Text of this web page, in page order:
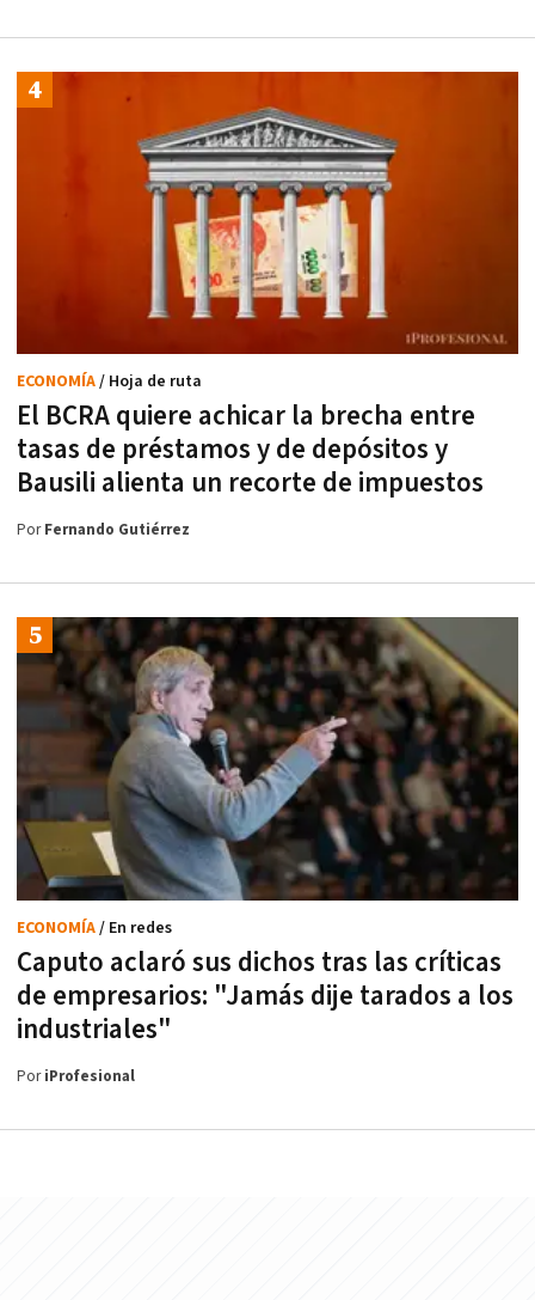
El BCRA quiere achicar la brecha entre
tasas de préstamos y de depósitos y
Bausili alienta un recorte de impuestos
ECONOMÍA/ Hoja de ruta
PorFernando Gutiérrez
Caputo aclaró sus dichos tras las críticas
de empresarios: "Jamás dije tarados a los
industriales"
ECONOMÍA/ En redes
PoriProfesional